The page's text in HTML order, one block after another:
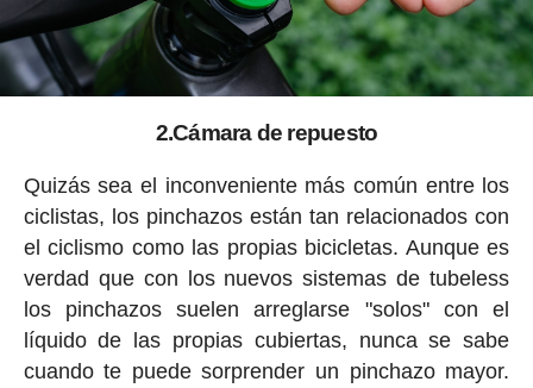
2.Cámara de repuesto
Quizás sea el inconveniente más común entre los
ciclistas, los pinchazos están tan relacionados con
el ciclismo como las propias bicicletas. Aunque es
verdad que con los nuevos sistemas de tubeless
los pinchazos suelen arreglarse "solos" con el
líquido de las propias cubiertas, nunca se sabe
cuando te puede sorprender un pinchazo mayor.